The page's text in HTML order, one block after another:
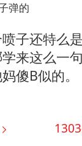
弹的
子还特么
来这么一
傻B似的。
1303